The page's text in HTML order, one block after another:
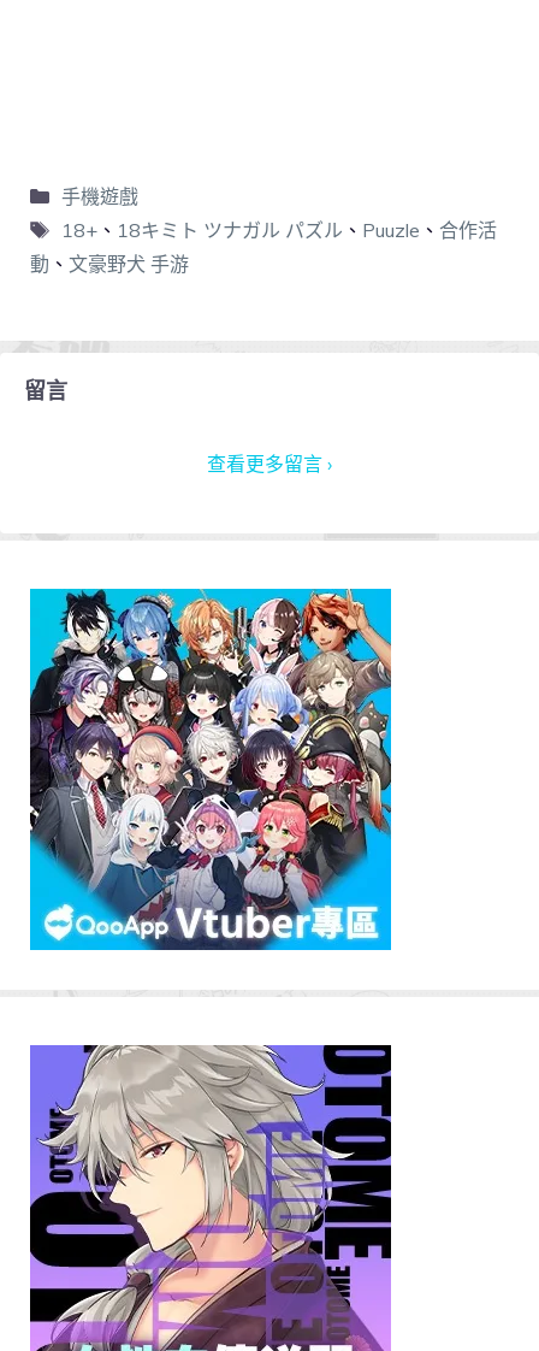
手機遊戲
18+、 18キミト ツナガル パズル 、 Puuzle 、 合作活
動 、 文豪野犬 手游
留言
查看更多留言 ›